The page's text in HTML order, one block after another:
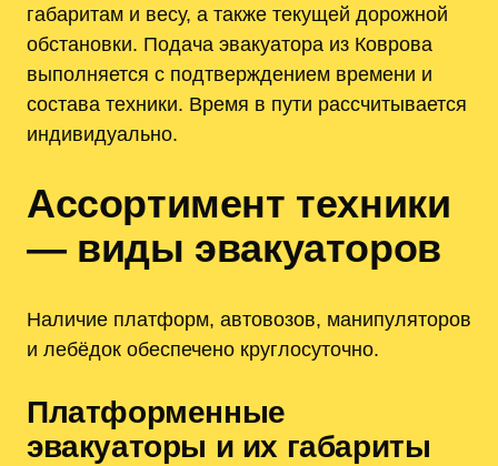
габаритам и весу, а также текущей дорожной
обстановки. Подача эвакуатора из Коврова
выполняется с подтверждением времени и
состава техники. Время в пути рассчитывается
индивидуально.
Ассортимент техники
— виды эвакуаторов
Наличие платформ, автовозов, манипуляторов
и лебёдок обеспечено круглосуточно.
Платформенные
эвакуаторы и их габариты